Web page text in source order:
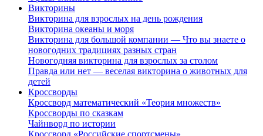
Викторины
Викторина для взрослых на день рождения
Викторина океаны и моря
Викторина для большой компании — Что вы знаете о
новогодних традициях разных стран
Новогодняя викторина для взрослых за столом
Правда или нет — веселая викторина о животных для
детей
Кроссворды
Кроссворд математический «Теория множеств»
Кроссворды по сказкам
Чайнворд по истории
Кроссворд «Российские спортсмены»